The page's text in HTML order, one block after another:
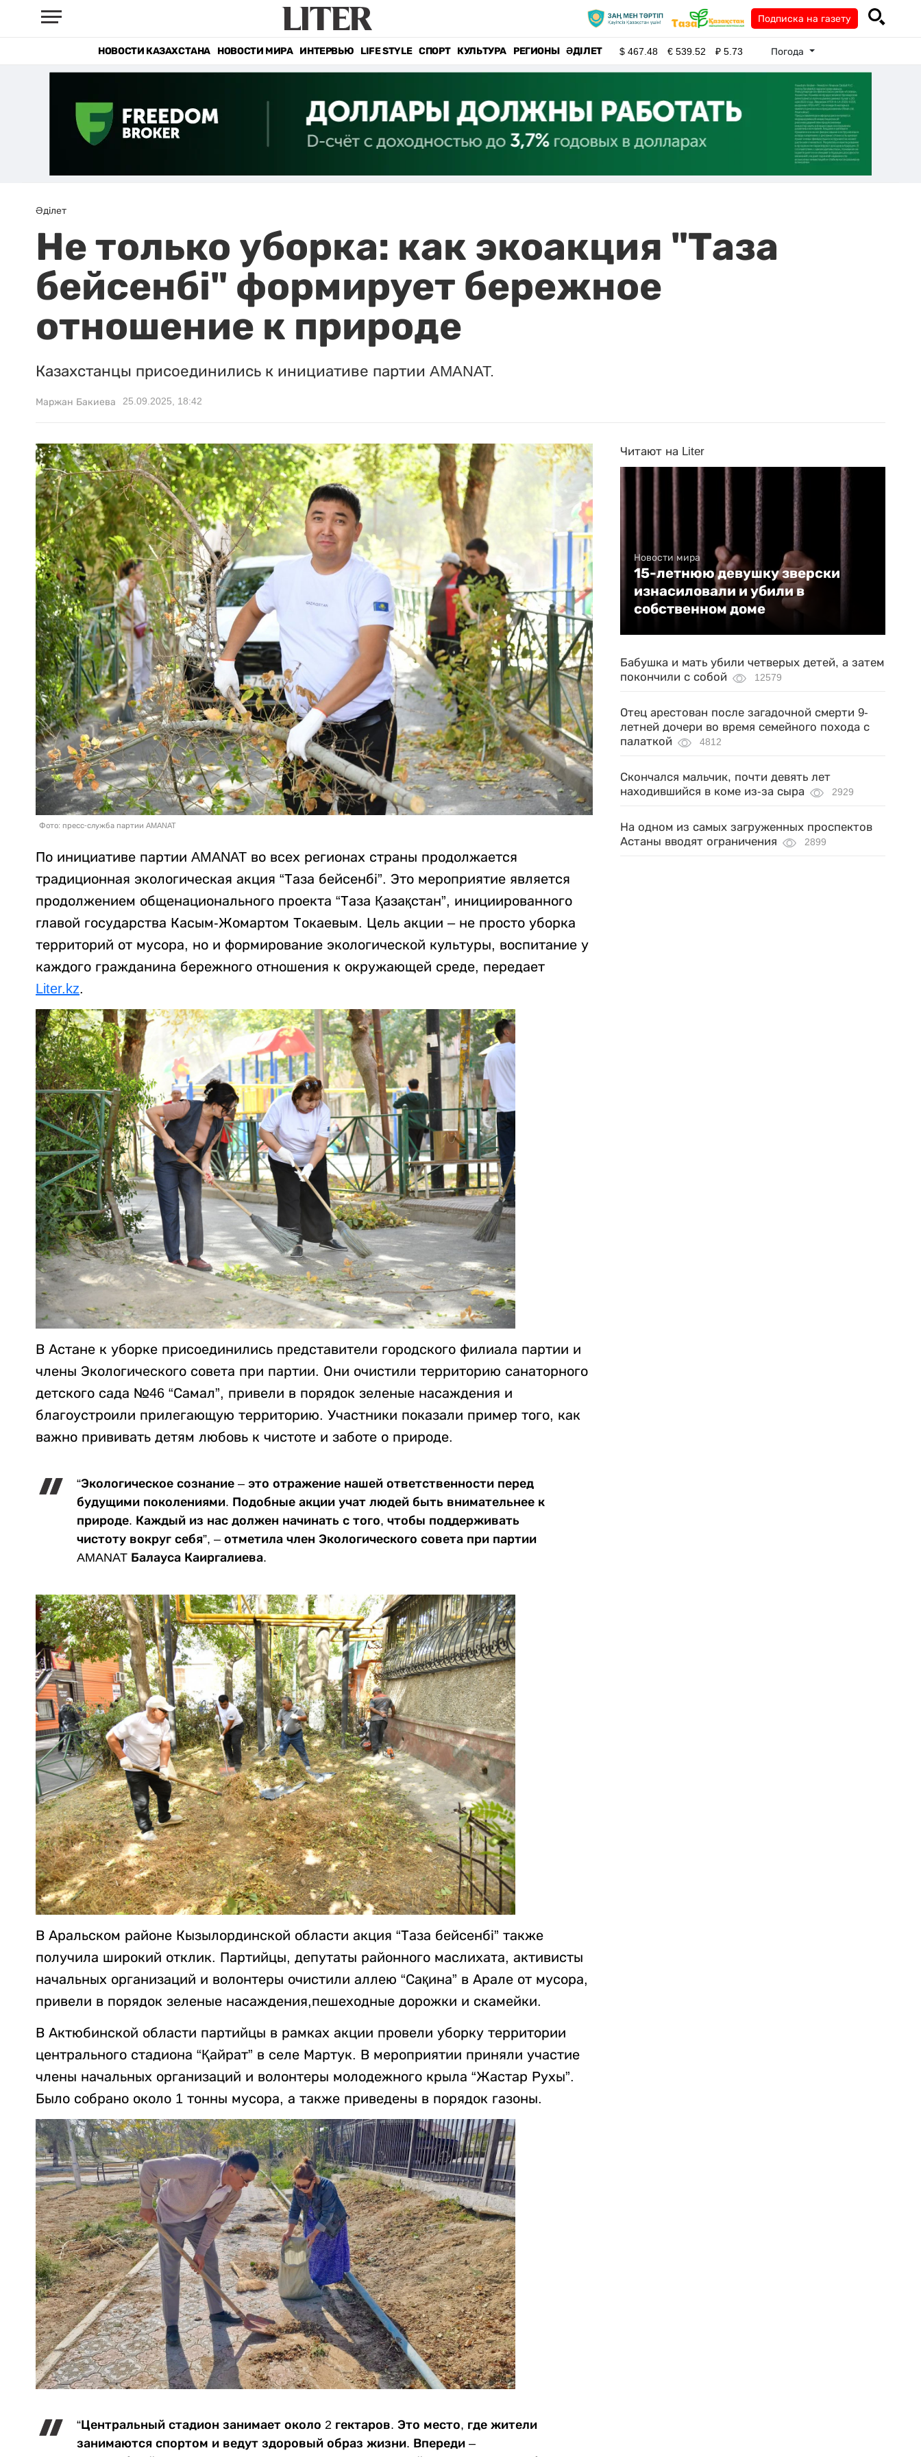
Подписка на газету
НОВОСТИ КАЗАХСТАНА НОВОСТИ МИРА ИНТЕРВЬЮ LIFE STYLE СПОРТ КУЛЬТУРА РЕГИОНЫ ӘДІЛЕТ $467.48 €539.52 ₽5.73 Погода
Әділет
Не только уборка: как экоакция "Таза
бейсенбі" формирует бережное
отношение к природе
Казахстанцы присоединились к инициативе партии AMANAT.
Маржан Бакиева 25.09.2025, 18:42
Фото: пресс-служба партии AMANAT
По инициативе партии AMANAT во всех регионах страны продолжается
традиционная экологическая акция “Таза бейсенбі”. Это мероприятие является
продолжением общенационального проекта “Таза Қазақстан”, инициированного
главой государства Касым-Жомартом Токаевым. Цель акции – не просто уборка
территорий от мусора, но и формирование экологической культуры, воспитание у
каждого гражданина бережного отношения к окружающей среде, передает
Liter.kz.
В Астане к уборке присоединились представители городского филиала партии и
члены Экологического совета при партии. Они очистили территорию санаторного
детского сада №46 “Самал”, привели в порядок зеленые насаждения и
благоустроили прилегающую территорию. Участники показали пример того, как
важно прививать детям любовь к чистоте и заботе о природе.
“Экологическое сознание – это отражение нашей ответственности перед
будущими поколениями. Подобные акции учат людей быть внимательнее к
природе. Каждый из нас должен начинать с того, чтобы поддерживать
чистоту вокруг себя”, – отметила член Экологического совета при партии
AMANAT Балауса Каиргалиева.
В Аральском районе Кызылординской области акция “Таза бейсенбі” также
получила широкий отклик. Партийцы, депутаты районного маслихата, активисты
начальных организаций и волонтеры очистили аллею “Сақина” в Арале от мусора,
привели в порядок зеленые насаждения,пешеходные дорожки и скамейки.
В Актюбинской области партийцы в рамках акции провели уборку территории
центрального стадиона “Қайрат” в селе Мартук. В мероприятии приняли участие
члены начальных организаций и волонтеры молодежного крыла “Жастар Рухы”.
Было собрано около 1 тонны мусора, а также приведены в порядок газоны.
“Центральный стадион занимает около 2 гектаров. Это место, где жители
занимаются спортом и ведут здоровый образ жизни. Впереди –
Читают на Liter
Новости мира
15-летнюю девушку зверски
изнасиловали и убили в
собственном доме
Бабушка и мать убили четверых детей, а затем
покончили с собой
12579
Отец арестован после загадочной смерти 9-
летней дочери во время семейного похода с
палаткой
4812
Скончался мальчик, почти девять лет
находившийся в коме из-за сыра
2929
На одном из самых загруженных проспектов
Астаны вводят ограничения
2899